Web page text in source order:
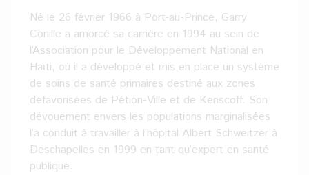
Né le 26 février 1966 à Port-au-Prince, Garry
Conille a amorcé sa carrière en 1994 au sein de
l’Association pour le Développement National en
Haïti, où il a développé et mis en place un système
de soins de santé primaires destiné aux zones
défavorisées de Pétion-Ville et de Kenscoff. Son
dévouement envers les populations marginalisées
l’a conduit à travailler à l’hôpital Albert Schweitzer à
Deschapelles en 1999 en tant qu’expert en santé
publique.